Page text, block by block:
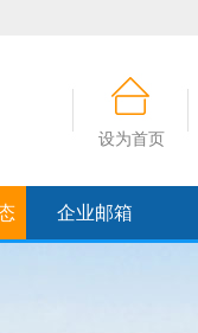
设为首页
企业邮箱